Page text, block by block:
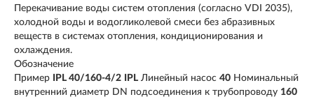
Перекачивание воды систем отопления (согласно VDI 2035),
холодной воды и водогликолевой смеси без абразивных
веществ в системах отопления, кондиционирования и
охлаждения.
Обозначение
Пример
IPL 40/160-4/2 IPL Линейный насос 40 Номинальный
внутренний диаметр DN подсоединения к трубопроводу 160